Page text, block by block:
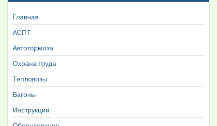
Главная
АСПТ
Автотормоза
Охрана труда
Тепловозы
Вагоны
Инструкции